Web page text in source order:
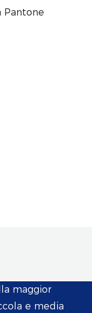
Pantone
maggior
e media